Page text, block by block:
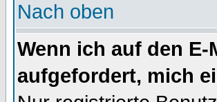
Nach oben
Wenn ich auf den
aufgefordert, mich